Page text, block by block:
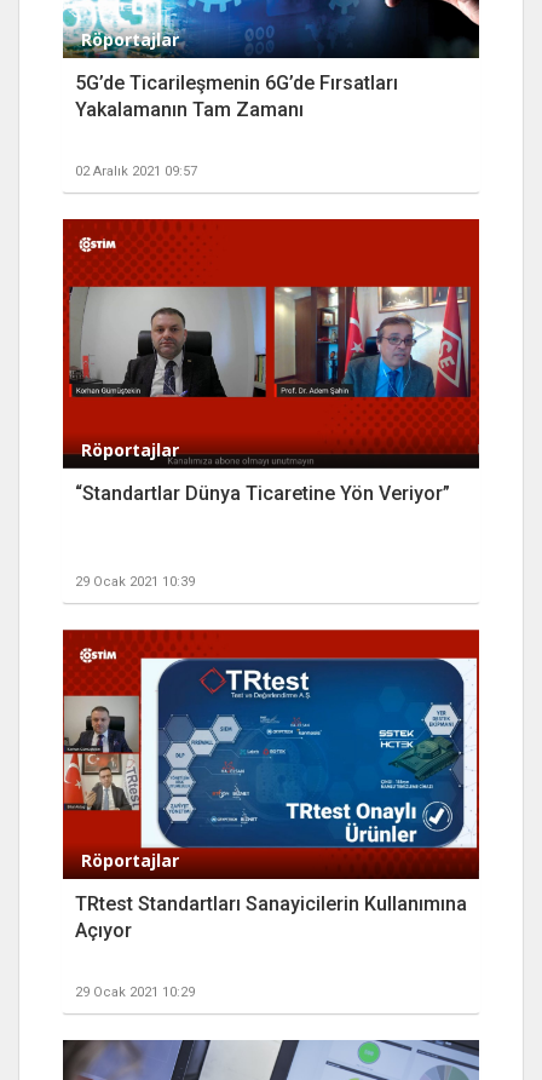
Röportajlar
5G’de Ticarileşmenin 6G’de Fırsatları
Yakalamanın Tam Zamanı
02 Aralık 2021 09:57
Röportajlar
“Standartlar Dünya Ticaretine Yön Veriyor”
29 Ocak 2021 10:39
Röportajlar
TRtest Standartları Sanayicilerin Kullanımına
Açıyor
29 Ocak 2021 10:29